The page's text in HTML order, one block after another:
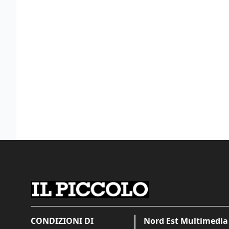
CONDIZIONI DI
Nord Est Multimedia